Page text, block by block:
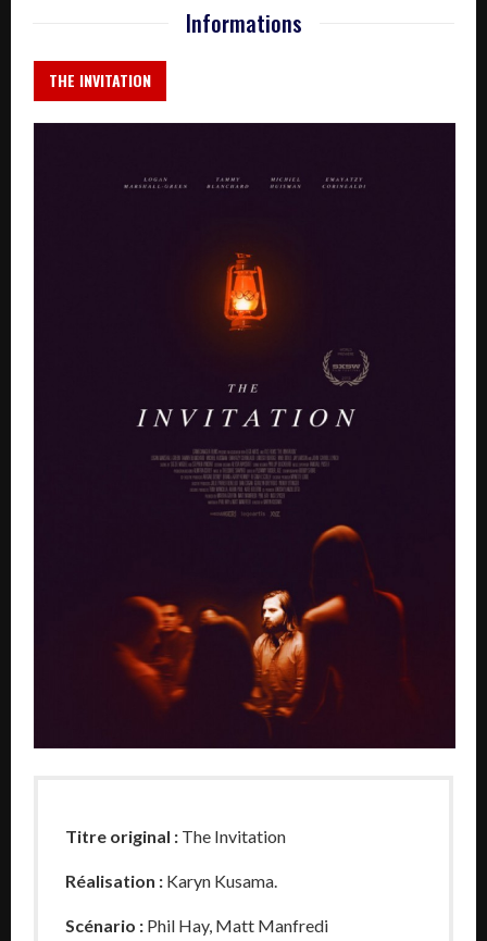
Informations
THE INVITATION
Titre original : The Invitation
Réalisation : Karyn Kusama.
Scénario : Phil Hay, Matt Manfredi